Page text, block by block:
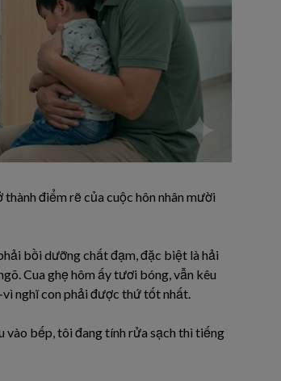
điểm rẽ của cuộc hôn nhân mười
bồi dưỡng chất đạm, đặc biệt là hải
Cua ghẹ hôm ấy tươi bóng, vẫn kêu
nghĩ con phải được thứ tốt nhất.
vào bếp, tôi đang tính rửa sạch thì tiếng